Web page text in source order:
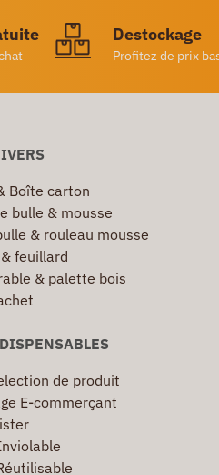
Destockage
Profitez de prix
Boîte carton
bulle & mousse
& rouleau mousse
feuillard
& palette bois
de produit
E-commerçant